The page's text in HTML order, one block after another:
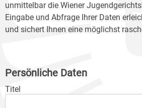
unmittelbar die Wiener
Eingabe und Abfrage Ihrer Daten
und sichert Ihnen eine möglichst
Persönliche Daten
Titel